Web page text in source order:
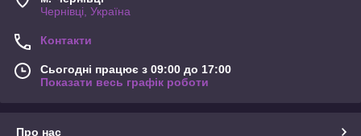
Чернівці, Україна
Контакти
Сьогодні працює з 09:00 до 17:00
Показати весь графік роботи
Про нас